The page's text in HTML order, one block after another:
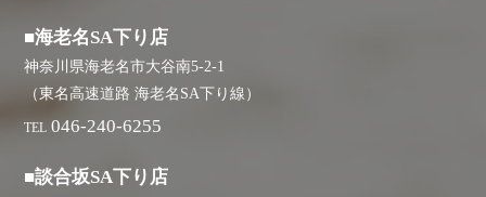
■海老名SA下り店
神奈川県海老名市大谷南5-2-1
（東名高速道路 海老名SA下り線）
TEL 046-240-6255
■談合坂SA下り店